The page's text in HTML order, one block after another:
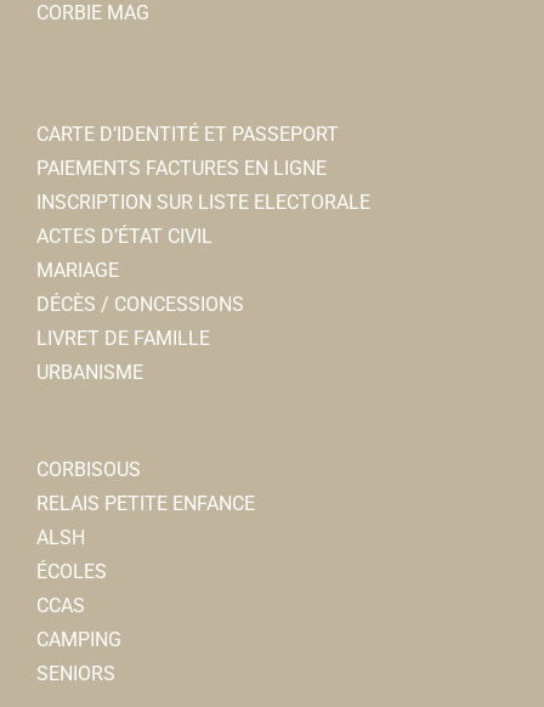
CORBIE MAG
CARTE D’IDENTITÉ ET PASSEPORT
PAIEMENTS FACTURES EN LIGNE
INSCRIPTION SUR LISTE ELECTORALE
ACTES D’ÉTAT CIVIL
MARIAGE
DÉCÈS / CONCESSIONS
LIVRET DE FAMILLE
URBANISME
CORBISOUS
RELAIS PETITE ENFANCE
ALSH
ÉCOLES
CCAS
CAMPING
SENIORS